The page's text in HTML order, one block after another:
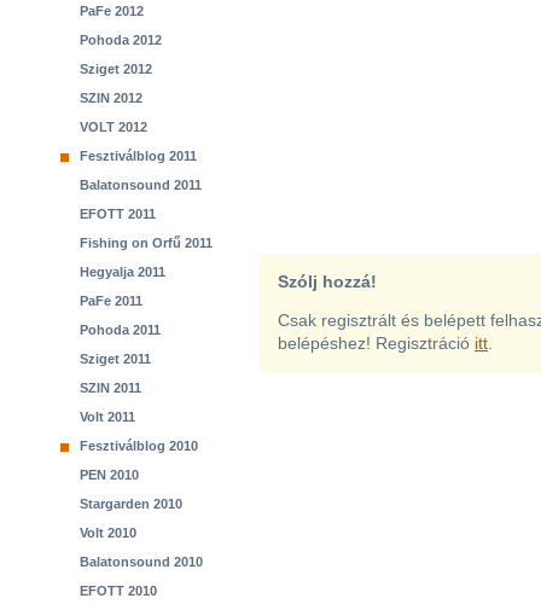
PaFe 2012
Pohoda 2012
Sziget 2012
SZIN 2012
VOLT 2012
Fesztiválblog 2011
Balatonsound 2011
EFOTT 2011
Fishing on Orfű 2011
Hegyalja 2011
PaFe 2011
Pohoda 2011
Sziget 2011
SZIN 2011
Volt 2011
Fesztiválblog 2010
PEN 2010
Stargarden 2010
Volt 2010
Balatonsound 2010
EFOTT 2010
Szólj hozzá!
Csak regisztrált és belépett
belépéshez! Regisztráció itt